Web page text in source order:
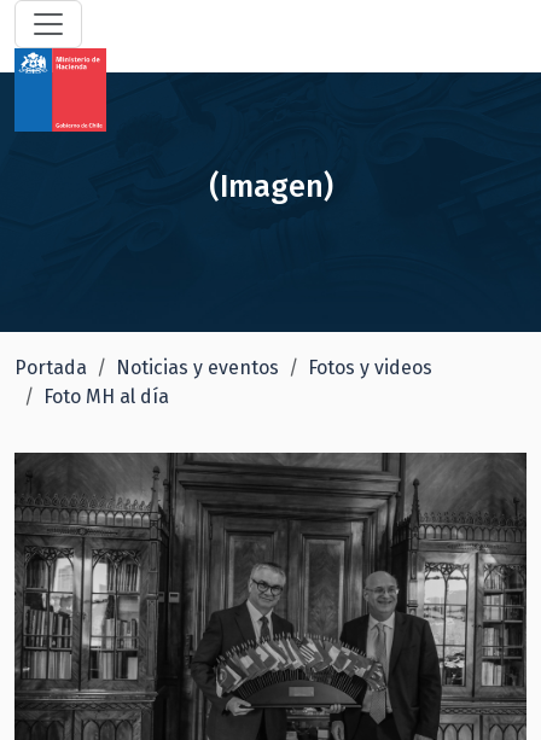
(Imagen)
Portada Noticias y eventos
Fotos y videos
Foto MH al día